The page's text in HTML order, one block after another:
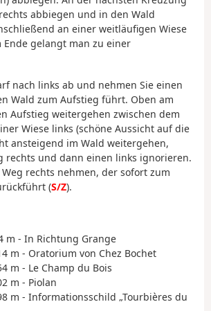
abbiegen und in den Wald
an einer weitläufigen Wiese
gelangt man zu einer
nach links ab und nehmen Sie einen
Wald zum Aufstieg führt. Oben am
Aufstieg weitergehen zwischen dem
Wiese links (schöne Aussicht auf die
ansteigend im Wald weitergehen,
rechts und dann einen links ignorieren.
rechts nehmen, der sofort zum
(S/Z).
m - In Richtung Grange
m - Oratorium von Chez Bochet
m - Le Champ du Bois
m - Piolan
m - Informationsschild „Tourbières du